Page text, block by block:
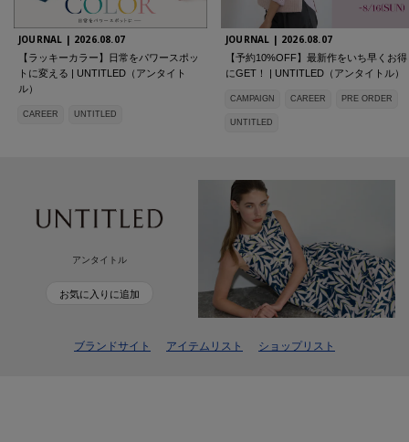
JOURNAL | 2026.08.07
【ラッキーカラー】日常をパワースポッ
トに変える | UNTITLED（アンタイト
ル）
CAREER UNTITLED
JOURNAL | 2026.08.07
【予約10%OFF】最新作をいち早くお得
にGET！ | UNTITLED（アンタイトル）
CAMPAIGN CAREER PRE ORDER
UNTITLED
アンタイトル
お気に入りに追加
ブランドサイト アイテムリスト ショップリスト